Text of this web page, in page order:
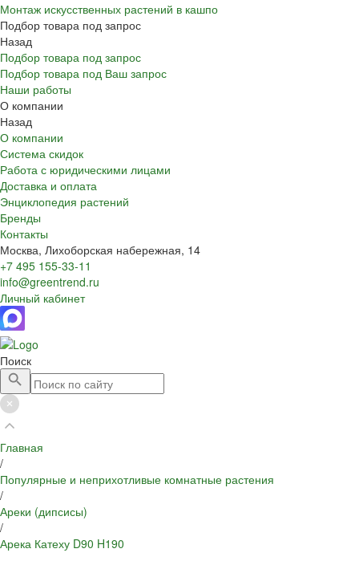
Монтаж искусственных растений в кашпо
Подбор товара под запрос
Назад
Подбор товара под запрос
Подбор товара под Ваш запрос
Наши работы
О компании
Назад
О компании
Система скидок
Работа с юридическими лицами
Доставка и оплата
Энциклопедия растений
Бренды
Контакты
Москва, Лихоборская набережная, 14
+7 495 155-33-11
info@greentrend.ru
Личный кабинет
Поиск
Главная
/
Популярные и неприхотливые комнатные растения
/
Ареки (дипсисы)
/
Арека Катеху D90 H190